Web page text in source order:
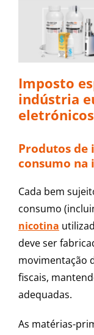
Imposto
indústria
eletrónicos
Produtos de
consumo na
Cada bem
consumo
nicotina
deve ser
movimentação
fiscais,
adequadas.
As matérias-